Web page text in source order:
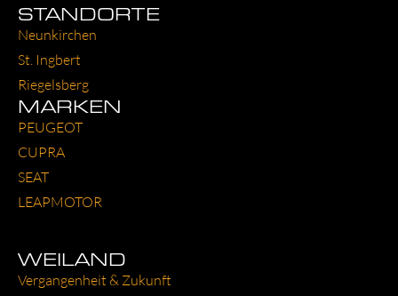
STANDORTE
Neun­kir­chen
St. Ing­bert
Rie­gels­berg
MARKEN
PEU­GEOT
CUP­RA
SEAT
LEAP­MO­TOR
WEILAND
Ver­gan­gen­heit & Zukunft